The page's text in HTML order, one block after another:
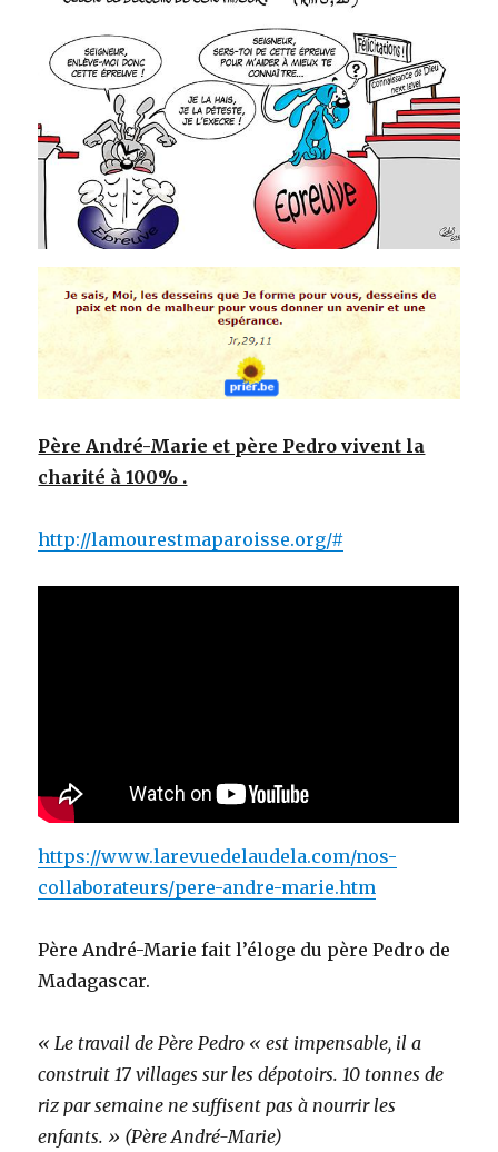
Père André-Marie et père Pedro vivent la
charité à 100% .
http://lamourestmaparoisse.org/#
https://www.larevuedelaudela.com/nos-
collaborateurs/pere-andre-marie.htm
Père André-Marie fait l’éloge du père Pedro de
Madagascar.
« Le travail de Père Pedro « est impensable, il a
construit 17 villages sur les dépotoirs. 10 tonnes de
riz par semaine ne suffisent pas à nourrir les
enfants. » (Père André-Marie)